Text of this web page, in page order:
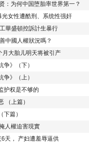
：为何中国堕胎率世界第一？
光女性遭酷刑、系统性强奸
華盛頓控訴計生暴行
中國人權狀況嗎？
月大胎儿明天将被引产
争》（下）
争》（上）
护权是不够的
（上篇）
下篇）
人權迫害現實
天， 产妇遭羞辱逼供